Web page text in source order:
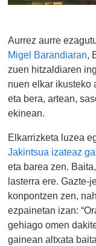
Aurrez aurre
Migel Barandiaran,
zuen hitzaldiaren
nuen elkar ikusteko
eta bera, artean,
ekinean.
Elkarrizketa luzea
Jakintsua izateaz
eta barea zen.
lasterra ere. Gazte-
konpontzen zen,
ezpainetan izan:
gehiago omen
gainean altxata